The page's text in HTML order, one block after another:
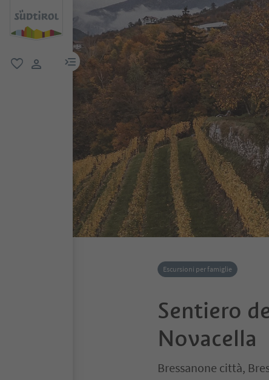
menu link
Escursioni per famiglie
Sentiero
Novacella
Bressanone città,